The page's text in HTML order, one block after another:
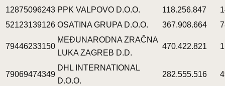
12875096243 PPK VALPOVO D.O.O. 118.256.847
52123139126 OSATINA GRUPA D.O.O. 367.908.664
79446233150
MEĐUNARODNA ZRAČNA
LUKA ZAGREB D.D.
470.422.821
79069474349
DHL INTERNATIONAL
D.O.O.
282.555.516